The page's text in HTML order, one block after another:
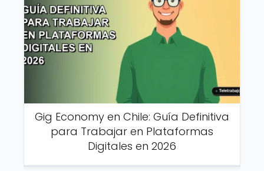
Gig Economy en Chile: Guía Definitiva
para Trabajar en Plataformas
Digitales en 2026